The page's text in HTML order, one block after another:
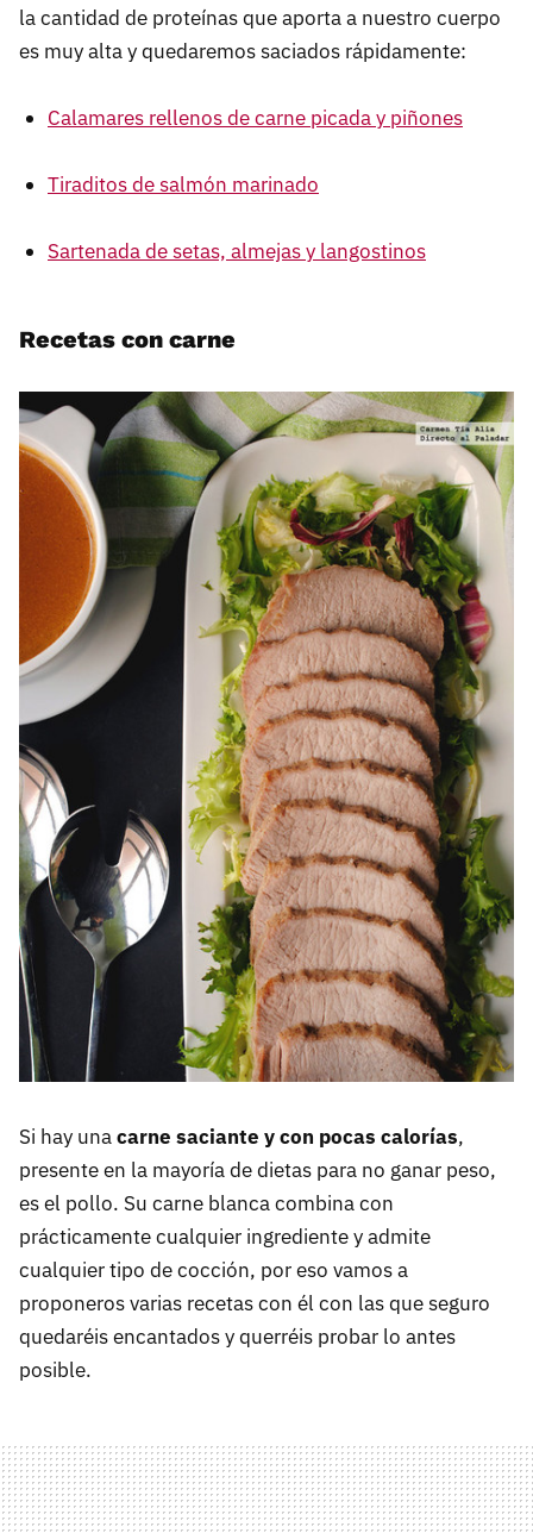
la cantidad de proteínas que aporta a nuestro cuerpo
es muy alta y quedaremos saciados rápidamente:
Calamares rellenos de carne picada y piñones
Tiraditos de salmón marinado
Sartenada de setas, almejas y langostinos
Recetas con carne
Si hay unacarne saciante y con pocas calorías,
presente en la mayoría de dietas para no ganar peso,
es el pollo. Su carne blanca combina con
prácticamente cualquier ingrediente y admite
cualquier tipo de cocción, por eso vamos a
proponeros varias recetas con él con las que seguro
quedaréis encantados y querréis probar lo antes
posible.